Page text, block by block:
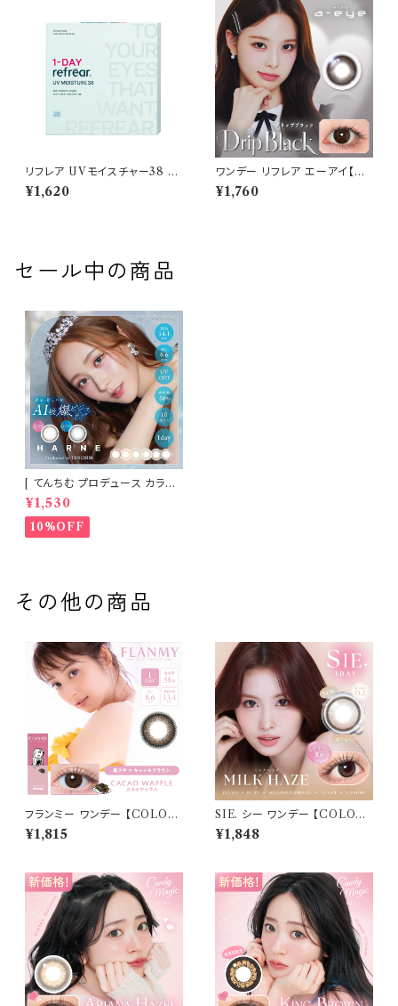
カラーコンタクト ナチュラル ブ
ラック ブラウン 裸眼風 フチ ベ
ージュ グレー 1日使い捨て
リフレア UVモイスチャー38 ワ
ンデー カラコン 1箱30枚 14.0
mm 度あり 1DAY Refrear M
¥1,620
ワンデー リフレア エーアイ【C
OLOR：ドリップブラック】1箱10
枚入【izna バン・ジミン イメー
¥1,760
セール中の商品
[ てんちむ プロデュース カラコ
ン ] HARNE (ハルネ) ワンデー
1day 10枚入り （当日発送） 1da
y
¥1,530
10%OFF
その他の商品
フランミー ワンデー 【COLOR：
カカオワッフル】【 1箱 10枚】 14.
2mm 14.5mm 8.5mm 8.6m
タクトレンズ
¥1,815
SIE. シー ワンデー 【COLOR：
ミルクヘイズ 】 1箱10枚入 シリ
コーン 回らない水光レンズ MO
カラーコンタクト ナチュラル ブ
ラック ブラウン 裸眼風 フチ ベ
ージュ グレー 1日使い捨て
¥1,848